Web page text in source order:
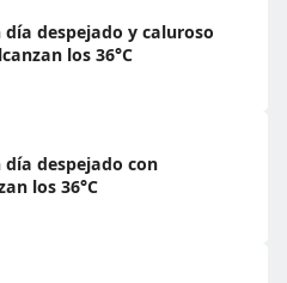
despejado y caluroso
los 36°C
despejado con
los 36°C